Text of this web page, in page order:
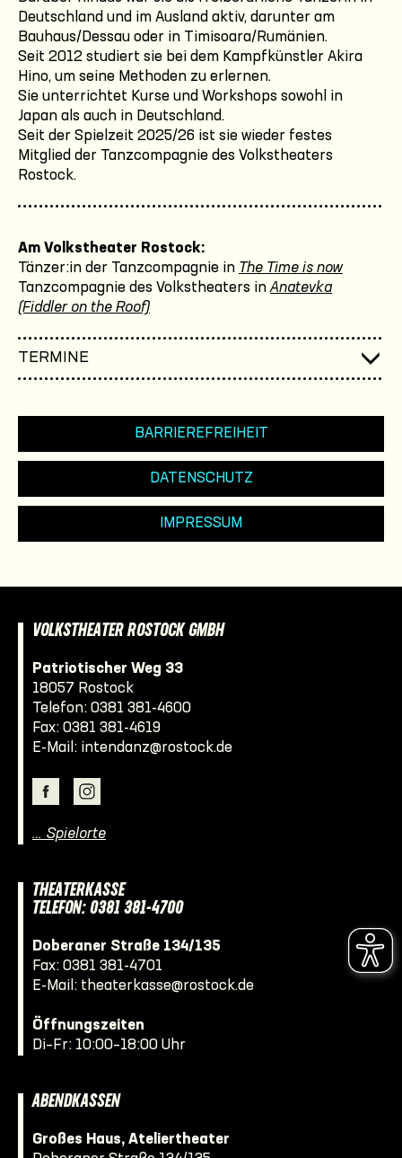
Deutschland und im Ausland aktiv, darunter am
Bauhaus/Dessau oder in Timisoara/Rumänien.
Seit 2012 studiert sie bei dem Kampfkünstler Akira
Hino, um seine Methoden zu erlernen.
Sie unterrichtet Kurse und Workshops sowohl in
Japan als auch in Deutschland.
Seit der Spielzeit 2025/26 ist sie wieder festes
Mitglied der Tanzcompagnie des Volkstheaters
Rostock.
Am Volkstheater Rostock:
Tänzer:in der Tanzcompagnie in The Time is now
Tanzcompagnie des Volkstheaters in Anatevka
(Fiddler on the Roof)
TERMINE
BARRIEREFREIHEIT
DATENSCHUTZ
IMPRESSUM
VOLKSTHEATER ROSTOCK GMBH
Patriotischer Weg 33
18057 Rostock
Telefon: 0381 381-4600
Fax: 0381 381-4619
E-Mail: intendanz@rostock.de
… Spielorte
THEATERKASSE
TELEFON: 0381 381-4700
Doberaner Straße 134/135
Fax: 0381 381-4701
E-Mail: theaterkasse@rostock.de
Öffnungszeiten
Di–Fr: 10:00–18:00 Uhr
ABENDKASSEN
Großes Haus, Ateliertheater